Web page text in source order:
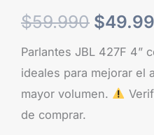
$59.990 $
Parlantes JBL 427F 4”
ideales para mejorar el
mayor volumen.
de comprar.